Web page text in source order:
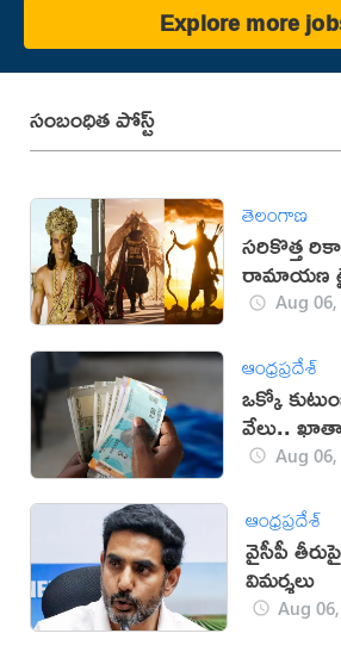
Explore more
సంబంధిత పోస్ట్
తెలంగాణ
సరికొత్త
రామాయణ
Aug 06,
ఆంధ్రప్రదేశ్
ఒక్కో
వేలు..
ప్ర‌భుత్వం..!
Aug 06,
ఆంధ్రప్రదేశ్
వైసీపీ
విమర్శలు
Aug